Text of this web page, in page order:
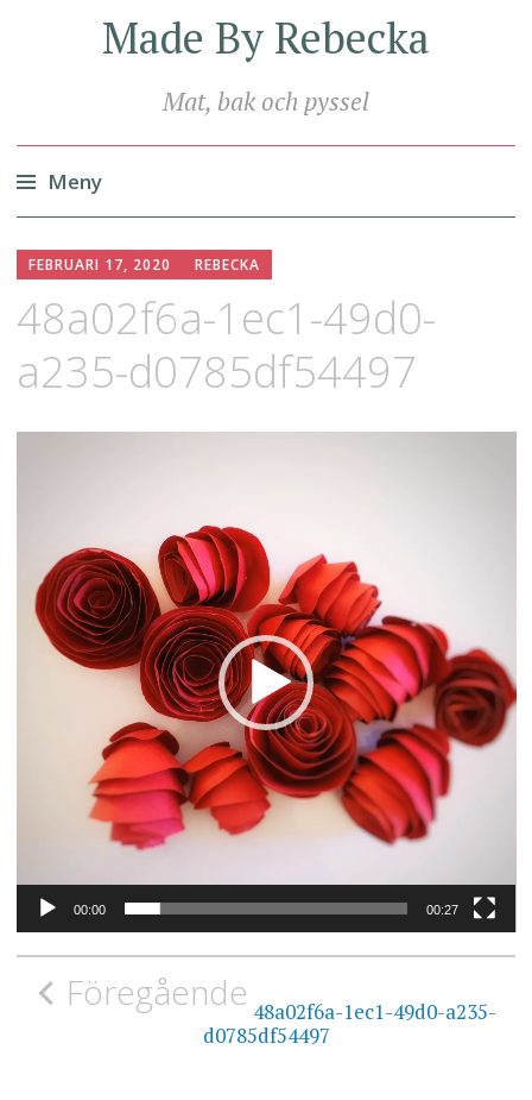
Made By Rebecka
Mat, bak och pyssel
Meny
till
FEBRUARI 17, 2020 REBECKA
48a02f6a-1ec1-49d0-
a235-d0785df54497
00:00 00:27
Inläggsnavigering
Föregående 48a02f6a-1ec1-49d0-a235-
d0785df54497